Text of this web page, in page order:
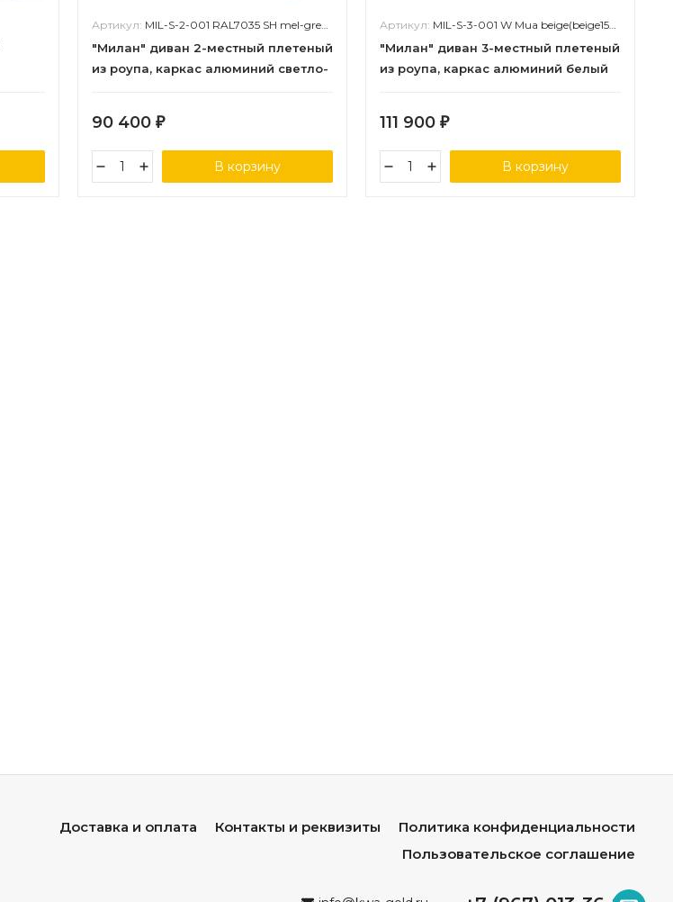
Артикул: MIL-S-2-001 RAL7035 SH mel-green(H-gray)
"Милан" диван 2-местный плетеный
из роупа, каркас алюминий светло-
светло-серая
90 400 ₽
В корзину
Артикул: MIL-S-3-001 W Mua beige(beige15052)
"Милан" диван 3-местный плетеный
из роупа, каркас алюминий белый
111 900 ₽
В корзину
Доставка и оплата Контакты и реквизиты
Политика конфиденциальности
Пользовательское соглашение